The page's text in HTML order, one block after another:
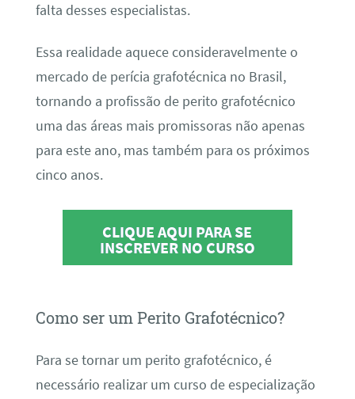
falta desses especialistas.
Essa realidade aquece consideravelmente o
mercado de perícia grafotécnica no Brasil,
tornando a profissão de perito grafotécnico
uma das áreas mais promissoras não apenas
para este ano, mas também para os próximos
cinco anos.
CLIQUE AQUI PARA SE
INSCREVER NO CURSO
Como ser um Perito Grafotécnico?
Para se tornar um perito grafotécnico, é
necessário realizar um curso de especialização